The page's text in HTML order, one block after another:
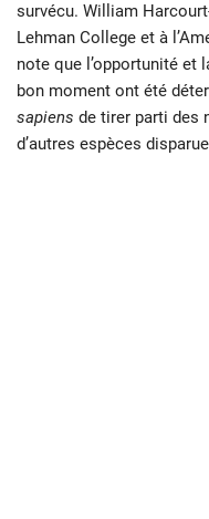
survécu. William
Lehman College et à
note que l’opportunité et
bon moment ont été
sapiens de tirer parti des
d’autres espèces